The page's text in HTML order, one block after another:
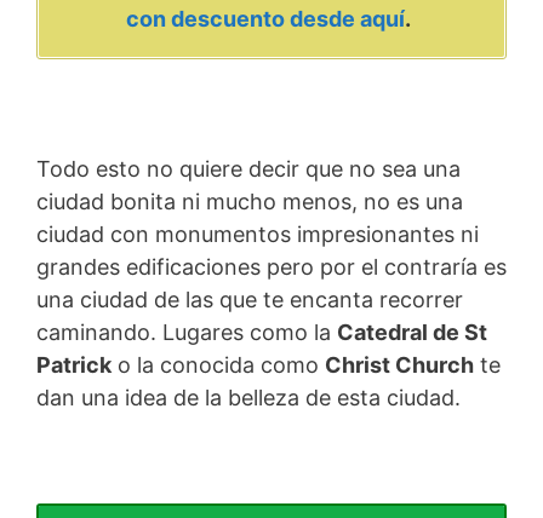
con descuento desde aquí.
Todo esto no quiere decir que no sea una
ciudad bonita ni mucho menos, no es una
ciudad con monumentos impresionantes ni
grandes edificaciones pero por el contraría es
una ciudad de las que te encanta recorrer
caminando. Lugares como la Catedral de St
Patrick o la conocida como Christ Church te
dan una idea de la belleza de esta ciudad.